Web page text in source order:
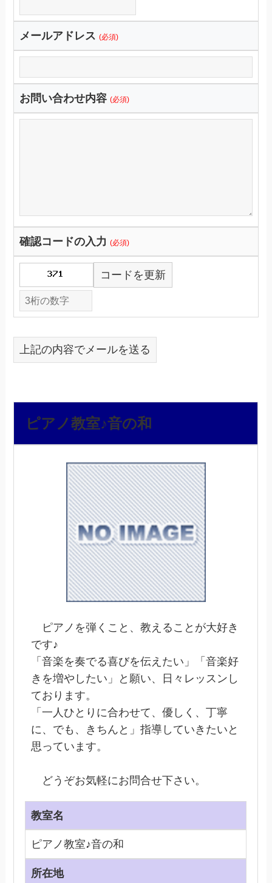
メールアドレス (必須)
お問い合わせ内容 (必須)
確認コードの入力(必須)
コードを更新
上記の内容でメールを送る
ピアノ教室♪音の和
ピアノを弾くこと、教えることが大好き
です♪
「音楽を奏でる喜びを伝えたい」「音楽好
きを増やしたい」と願い、日々レッスンし
ております。
「一人ひとりに合わせて、優しく、丁寧
に、でも、きちんと」指導していきたいと
思っています。
どうぞお気軽にお問合せ下さい。
教室名
ピアノ教室♪音の和
所在地